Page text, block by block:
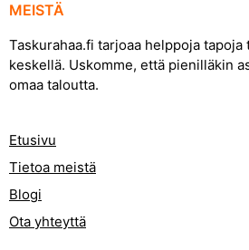
MEISTÄ
Taskurahaa.fi tarjoaa helppoja
keskellä. Uskomme, että pienilläkin
omaa taloutta.
Etusivu
Tietoa meistä
Blogi
Ota yhteyttä